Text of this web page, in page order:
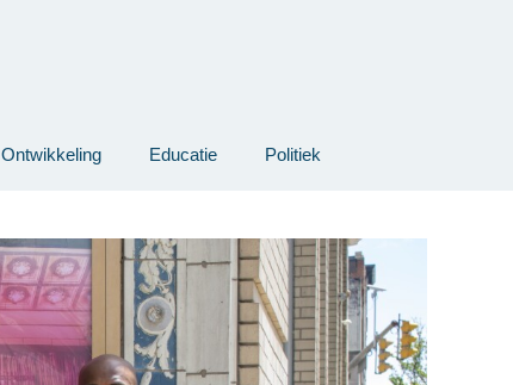
Ontwikkeling Educatie Politiek